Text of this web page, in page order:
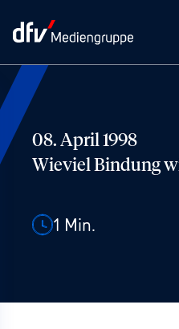
08. April 1998
Wieviel Bindung
1 Min.